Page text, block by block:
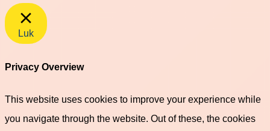
Luk
Privacy Overview
This website uses cookies to improve your experience while
you navigate through the website. Out of these, the cookies